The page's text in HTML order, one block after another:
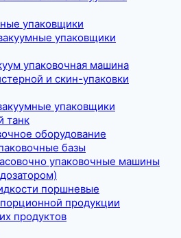
упаковщики
упаковщики
упаковочная машина
и скин-упаковки
упаковщики
танк
оборудование
базы
упаковочные машины
поршневые
продукции
продуктов